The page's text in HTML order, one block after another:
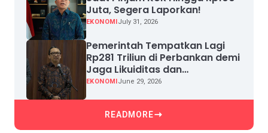
Juta, Segera Laporkan!
EKONOMIJuly 31, 2026
Pemerintah Tempatkan Lagi
Rp281 Triliun di Perbankan demi
Jaga Likuiditas dan
Pertumbuhan Kredit
EKONOMIJune 29, 2026
READMORE